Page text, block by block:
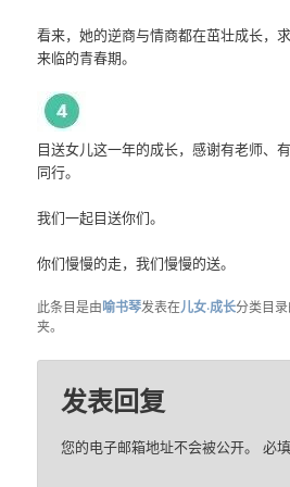
看来，她的逆商与情商都在茁壮成长，
来临的青春期。
目送女儿这一年的成长，感谢有老师、
同行。
我们一起目送你们。
你们慢慢的走，我们慢慢的送。
此条目是由喻书琴发表在儿女·成长分类目
夹。
发表回复
您的电子邮箱地址不会被公开。 必